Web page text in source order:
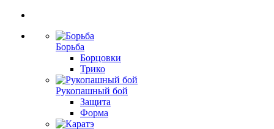
Борьба
Борцовки
Трико
Рукопашный бой
Защита
Форма